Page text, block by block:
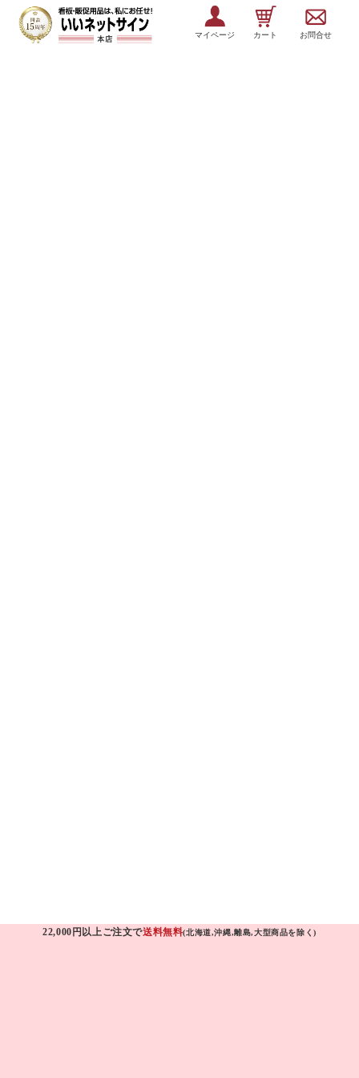
マイページ カート お問合せ
22,000円以上ご注文で送料無料(北海道,沖縄,離島,大型商品を除く)